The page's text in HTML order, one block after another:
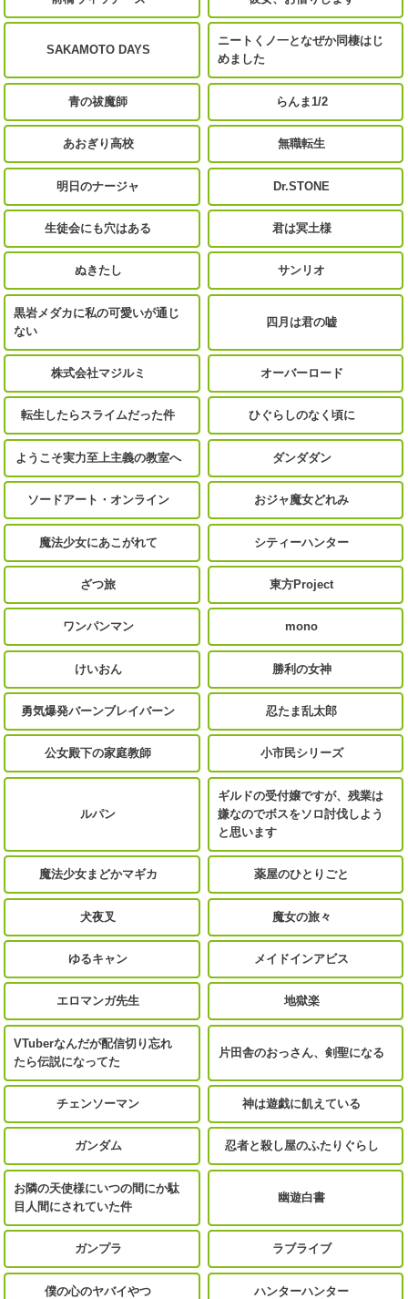
SAKAMOTO DAYS
ニートくノ一となぜか同棲はじ
めました
青の祓魔師 らんま1/2
あおぎり高校 無職転生
明日のナージャ Dr.STONE
生徒会にも穴はある 君は冥土様
ぬきたし サンリオ
黒岩メダカに私の可愛いが通じ
ない
四月は君の嘘
株式会社マジルミ オーバーロード
転生したらスライムだった件 ひぐらしのなく頃に
ようこそ実力至上主義の教室へ ダンダダン
ソードアート・オンライン おジャ魔女どれみ
魔法少女にあこがれて シティーハンター
ざつ旅 東方Project
ワンパンマン mono
けいおん 勝利の女神
勇気爆発バーンブレイバーン 忍たま乱太郎
公女殿下の家庭教師 小市民シリーズ
ルパン
ギルドの受付嬢ですが、残業は
嫌なのでボスをソロ討伐しよう
と思います
魔法少女まどかマギカ 薬屋のひとりごと
犬夜叉 魔女の旅々
ゆるキャン メイドインアビス
エロマンガ先生 地獄楽
VTuberなんだが配信切り忘れ
たら伝説になってた
片田舎のおっさん、剣聖になる
チェンソーマン 神は遊戯に飢えている
ガンダム 忍者と殺し屋のふたりぐらし
お隣の天使様にいつの間にか駄
目人間にされていた件
幽遊白書
ガンプラ ラブライブ
僕の心のヤバイやつ ハンターハンター